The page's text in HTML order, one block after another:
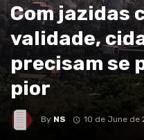
Com jazidas
validade,
precisam se
pior
By NS 10 de June de